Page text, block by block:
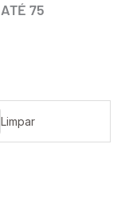
75
Limpar